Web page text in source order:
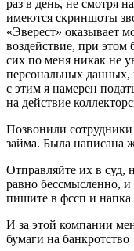
раз в день, не смотря
имеются скриншоты
«Эверест» оказывает
воздействие, при
сих по меня никак не
персональных данных,
с этим я намерен
на действие
Позвонили
займа. Была написана
Отправляйте их в суд,
равно бессмысленно,
пишите в фссп и напка
И за этой компании
бумаги на банкротство